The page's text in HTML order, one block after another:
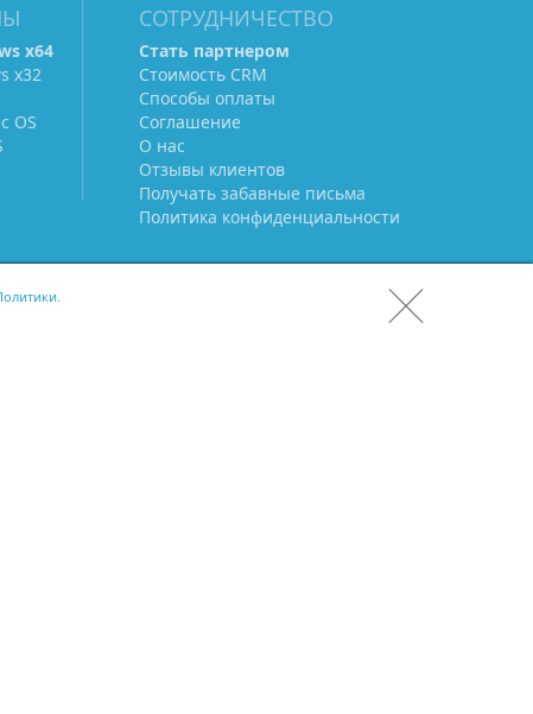
х64
х32
OS
СОТРУДНИЧЕСТВО
Стать партнером
Стоимость CRM
Способы оплаты
Соглашение
О нас
Отзывы клиентов
Получать забавные письма
Политика конфиденциальности